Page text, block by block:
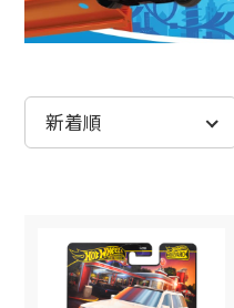
シリーズから探す